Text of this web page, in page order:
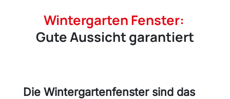
Wintergarten Fenster:
Gute Aussicht garantiert
Die Wintergartenfenster sind das